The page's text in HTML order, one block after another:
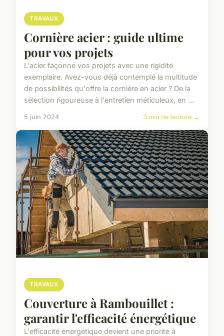
TRAVAUX
Cornière acier : guide ultime
pour vos projets
L'acier façonne vos projets avec une rigidité
exemplaire. Avez-vous déjà contemplé la multitude
de possibilités qu'offre la cornière en acier ? De la
sélection rigoureuse à l'entretien méticuleux, en ...
5 juin 2024 3 min de lecture →
TRAVAUX
Couverture à Rambouillet :
garantir l'efficacité énergétique
L'efficacité énergétique devient une priorité à